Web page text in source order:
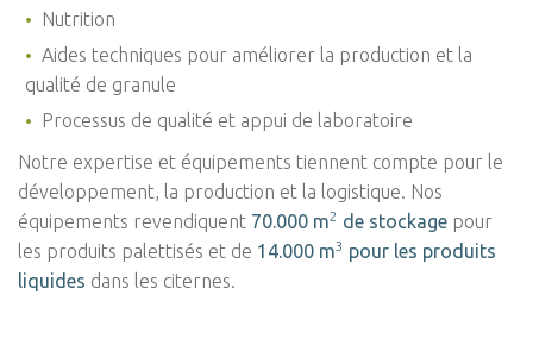
Nutrition
Aides techniques pour améliorer la production et la
qualité de granule
Processus de qualité et appui de laboratoire
Notre expertise et équipements tiennent compte pour le
développement, la production et la logistique. Nos
équipements revendiquent 70.000 m2 de stockage pour
les produits palettisés et de 14.000 m3 pour les produits
liquides dans les citernes.